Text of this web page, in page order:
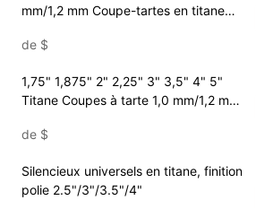
mm/1,2 mm Coupe-tartes en titane
pièces Courbure 45*
de $
1,75" 1,875" 2" 2,25" 3" 3,5" 4" 5"
Titane Coupes à tarte 1,0 mm/1,2 mm
pour faire 45* plier-
de $
Silencieux universels en titane, finition
polie 2.5"/3"/3.5"/4"